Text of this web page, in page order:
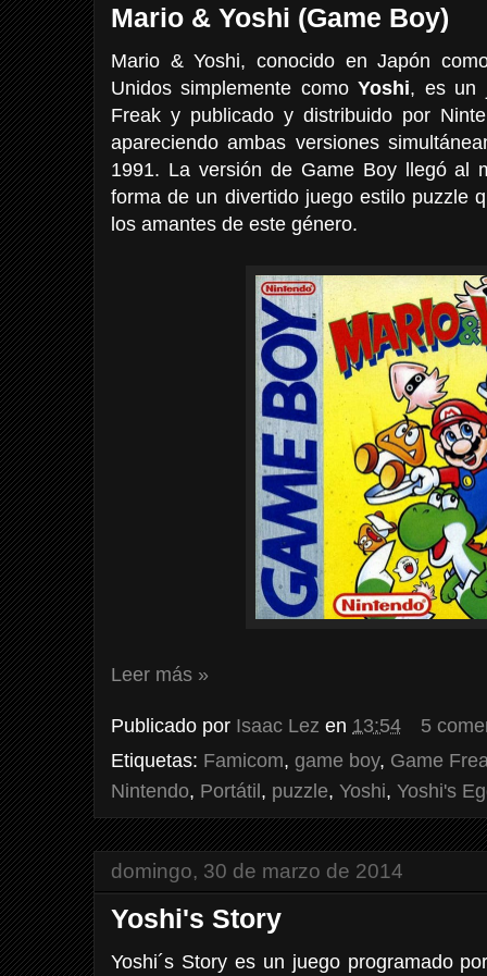
Mario & Yoshi (Game Boy)
Mario & Yoshi, conocido en Japón
Unidos simplemente comoYoshi, es un
Freak y publicado y distribuido por
apareciendo ambas versiones
1991. La versión de Game Boy llegó al
forma de un divertido juego estilo puzzle
los amantes de este género.
Leer más »
Publicado por Isaac Lez en 13:54
5
Etiquetas: Famicom, game boy, Game
Nintendo, Portátil, puzzle, Yoshi, Yoshi's
domingo, 30 de marzo de 2014
Yoshi's Story
Yoshi´s Story es un juego programado